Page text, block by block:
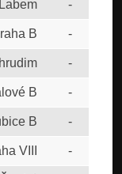
-
B -
-
B -
B -
VIII -